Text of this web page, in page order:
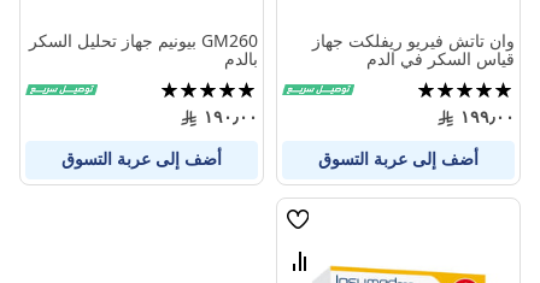
وان تاتش فيريو ريفلكت جهاز
قياس السكر في الدم
تقييم:
100%
١٩٩٫٠٠
أضف إلى عربة التسوق
GM260 بيونيم جهاز تحليل السكر
بالدم
تقييم:
100%
١٩٠٫٠٠
أضف إلى عربة التسوق
قائمة
قارن